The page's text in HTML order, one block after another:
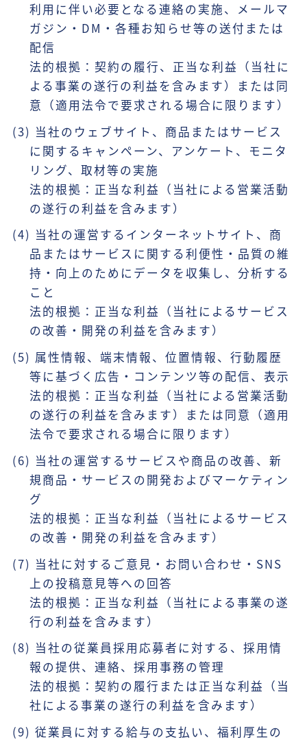
利用に伴い必要となる連絡の実施、メールマ
ガジン・DM・各種お知らせ等の送付または
配信
法的根拠：契約の履行、正当な利益（当社に
よる事業の遂行の利益を含みます）または同
意（適用法令で要求される場合に限ります）
(3) 当社のウェブサイト、商品またはサービス
に関するキャンペーン、アンケート、モニタ
リング、取材等の実施
法的根拠：正当な利益（当社による営業活動
の遂行の利益を含みます）
(4) 当社の運営するインターネットサイト、商
品またはサービスに関する利便性・品質の維
持・向上のためにデータを収集し、分析する
こと
法的根拠：正当な利益（当社によるサービス
の改善・開発の利益を含みます）
(5) 属性情報、端末情報、位置情報、行動履歴
等に基づく広告・コンテンツ等の配信、表示
法的根拠：正当な利益（当社による営業活動
の遂行の利益を含みます）または同意（適用
法令で要求される場合に限ります）
(6) 当社の運営するサービスや商品の改善、新
規商品・サービスの開発およびマーケティン
グ
法的根拠：正当な利益（当社によるサービス
の改善・開発の利益を含みます）
(7) 当社に対するご意見・お問い合わせ・SNS
上の投稿意見等への回答
法的根拠：正当な利益（当社による事業の遂
行の利益を含みます）
(8) 当社の従業員採用応募者に対する、採用情
報の提供、連絡、採用事務の管理
法的根拠：契約の履行または正当な利益（当
社による事業の遂行の利益を含みます）
(9) 従業員に対する給与の支払い、福利厚生の